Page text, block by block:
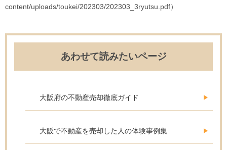
content/uploads/toukei/202303/202303_3ryutsu.pdf）
あわせて読みたいページ
大阪府の不動産売却徹底ガイド
大阪で不動産を売却した人の体験事例集